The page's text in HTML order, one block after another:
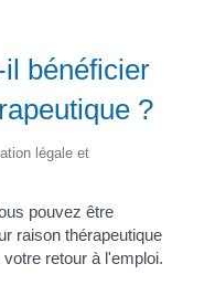
bénéficier
?
légale et
pouvez être
raison thérapeutique
retour à l'emploi.